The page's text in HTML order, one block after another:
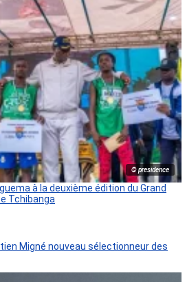
© presidence
à la deuxième édition du Grand
Tchibanga
Migné nouveau sélectionneur des